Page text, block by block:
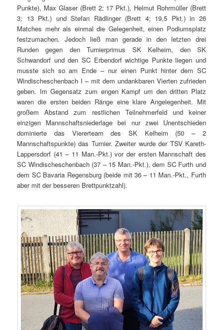
Punkte), Max Glaser (Brett 2; 17 Pkt.), Helmut Rohrmüller (Brett
3; 13 Pkt.) und Stefan Rädlinger (Brett 4; 19,5 Pkt.) in 26
Matches mehr als einmal die Gelegenheit, einen Podiumsplatz
festzumachen. Jedoch ließ man gerade in den letzten drei
Runden gegen den Turnierprimus SK Kelheim, den SK
Schwandorf und den SC Erbendorf wichtige Punkte liegen und
musste sich so am Ende – nur einen Punkt hinter dem SC
Windischeschenbach I – mit dem undankbaren Vierten zufrieden
geben. Im Gegensatz zum engen Kampf um den dritten Platz
waren die ersten beiden Ränge eine klare Angelegenheit. Mit
großem Abstand zum restlichen Teilnehmerfeld und keiner
einzigen Mannschaftsniederlage bei nur zwei Unentschieden
dominierte das Viererteam des SK Kelheim (50 – 2
Mannschaftspunkte) das Turnier. Zweiter wurde der TSV Kareth-
Lappersdorf (41 – 11 Man.-Pkt.) vor der ersten Mannschaft des
SC Windischeschenbach (37 – 15 Man.-Pkt.), dem SC Furth und
dem SC Bavaria Regensburg (beide mit 36 – 11 Man.-Pkt., Furth
aber mit der besseren Brettpunktzahl).